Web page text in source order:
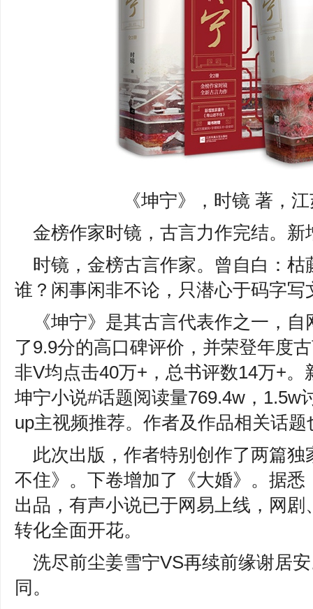
《坤宁》， 时镜 著，
金榜作家时镜，古言力作完结。
时镜，金榜古言作家。曾自白：
谁？闲事闲非不论，只潜心于码字写
《坤宁》是其古言代表作之一，
了9.9分的高口碑评价，并荣登年度
非V均点击40万+，总书评数14万+
坤宁小说#话题阅读量769.4w，1.5w
up主视频推荐。作者及作品相关话
此次出版，作者特别创作了两篇
不住》。下卷增加了《大婚》。据
出品，有声小说已于网易上线，网
转化全面开花。
洗尽前尘姜雪宁VS再续前缘谢居
同。